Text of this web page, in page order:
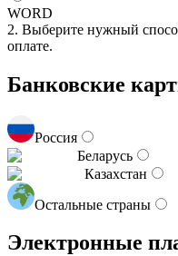
WORD
2. Выберите нужный
оплате.
Банковские
Россия
Беларусь
Казахстан
Остальные страны
Электронные